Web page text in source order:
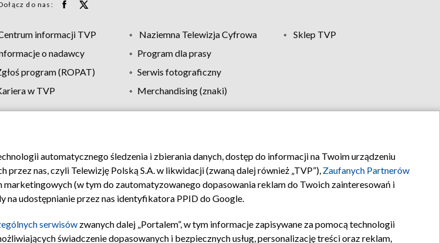
do nas:
informacji TVP Naziemna Telewizja Cyfrowa
Sklep TVP
o nadawcy
Program dla prasy
program (ROPAT)
Serwis fotograficzny
w TVP
Merchandising (znaki)
Moje zgody Pomoc Biuro reklamy Kontakt
automatycznego śledzenia i zbierania danych, dostęp do informacji na Twoim urządzeniu
nas, czyli Telewizję Polską S.A. w likwidacji (zwaną dalej również „TVP”), Zaufanych Partnerów
marketingowych (w tym do zautomatyzowanego dopasowania reklam do Twoich zainteresowań i
na udostępnianie przez nas identyfikatora PPID do Google.
serwisów zwanych dalej „Portalem”, w tym informacje zapisywane za pomocą technologii
świadczenie dopasowanych i bezpiecznych usług, personalizację treści oraz reklam,